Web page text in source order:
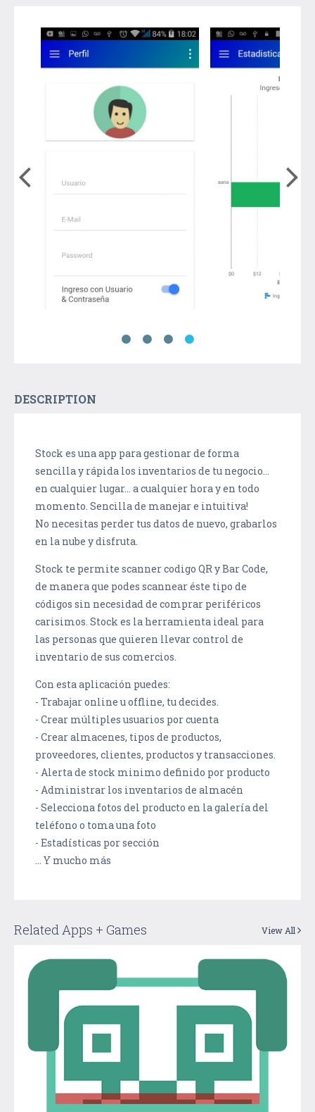
DESCRIPTION
Stock es una app para gestionar de forma
sencilla y rápida los inventarios de tu negocio...
en cualquier lugar... a cualquier hora y en todo
momento. Sencilla de manejar e intuitiva!
No necesitas perder tus datos de nuevo, grabarlos
en la nube y disfruta.
Stock te permite scanner codigo QR y Bar Code,
de manera que podes scannear éste tipo de
códigos sin necesidad de comprar periféricos
carisimos. Stock es la herramienta ideal para
las personas que quieren llevar control de
inventario de sus comercios.
Con esta aplicación puedes:
- Trabajar online u offline, tu decides.
- Crear múltiples usuarios por cuenta
- Crear almacenes, tipos de productos,
proveedores, clientes, productos y transacciones.
- Alerta de stock minimo definido por producto
- Administrar los inventarios de almacén
- Selecciona fotos del producto en la galería del
teléfono o toma una foto
- Estadísticas por sección
... Y mucho más
Related Apps + Games View All